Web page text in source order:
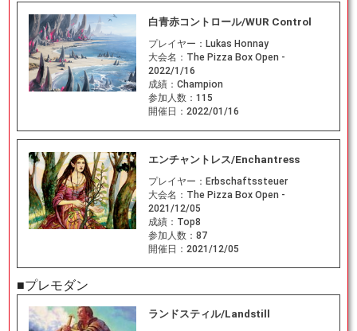
白青赤コントロール/WUR Control
プレイヤー： Lukas Honnay
大会名： The Pizza Box Open -
2022/1/16
成績： Champion
参加人数： 115
開催日： 2022/01/16
エンチャントレス/Enchantress
プレイヤー： Erbschaftssteuer
大会名： The Pizza Box Open -
2021/12/05
成績： Top8
参加人数： 87
開催日： 2021/12/05
■プレモダン
ランドスティル/Landstill